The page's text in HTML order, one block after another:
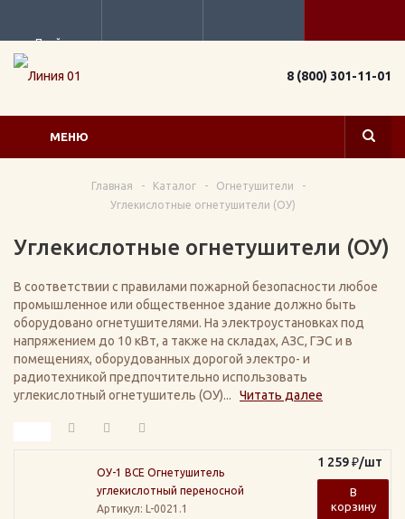
Прайс
8 (800) 301-11-01
МЕНЮ
Главная - Каталог - Огнетушители
-
Углекислотные огнетушители (ОУ)
Углекислотные огнетушители (ОУ)
В соответствии с правилами пожарной безопасности любое
промышленное или общественное здание должно быть
оборудовано огнетушителями. На электроустановках под
напряжением до 10 кВт, а также на складах, АЗС, ГЭС и в
помещениях, оборудованных дорогой электро- и
радиотехникой предпочтительно использовать
углекислотный огнетушитель (ОУ)... Читать далее
ОУ-1 ВСЕ Огнетушитель
углекислотный переносной
Артикул: L-0021.1
1 259₽/шт
В
корзину